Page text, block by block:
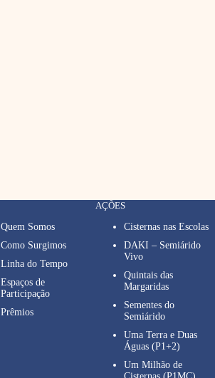
Quem Somos
Como Surgimos
Linha do Tempo
Espaços de
Participação
Prêmios
AÇÕES
Cisternas nas Escolas
DAKI – Semiárido
Vivo
Quintais das
Margaridas
Sementes do
Semiárido
Uma Terra e Duas
Águas (P1+2)
Um Milhão de